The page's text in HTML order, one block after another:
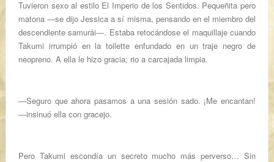
Tuvieron sexo al estilo El Imperio de los Sentidos. Pequeñita pero
matona ―se dijo Jessica a sí misma, pensando en el miembro del
descendiente samurái―. Estaba retocándose el maquillaje cuando
Takumi irrumpió en la toilette enfundado en un traje negro de
neopreno. A ella le hizo gracia; rio a carcajada limpia.
―Seguro que ahora pasamos a una sesión sado. ¡Me encantan!
―insinuó ella con gracejo.
Pero Takumi escondía un secreto mucho más perverso… Sin